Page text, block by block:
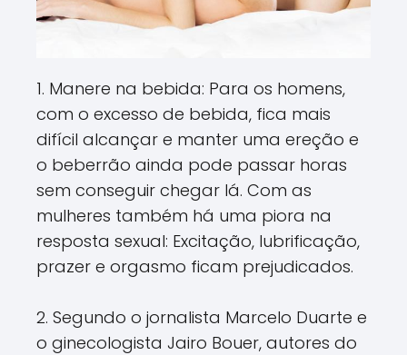
1. Manere na bebida: Para os homens,
com o excesso de bebida, fica mais
difícil alcançar e manter uma ereção e
o beberrão ainda pode passar horas
sem conseguir chegar lá. Com as
mulheres também há uma piora na
resposta sexual: Excitação, lubrificação,
prazer e orgasmo ficam prejudicados.
2. Segundo o jornalista Marcelo Duarte e
o ginecologista Jairo Bouer, autores do